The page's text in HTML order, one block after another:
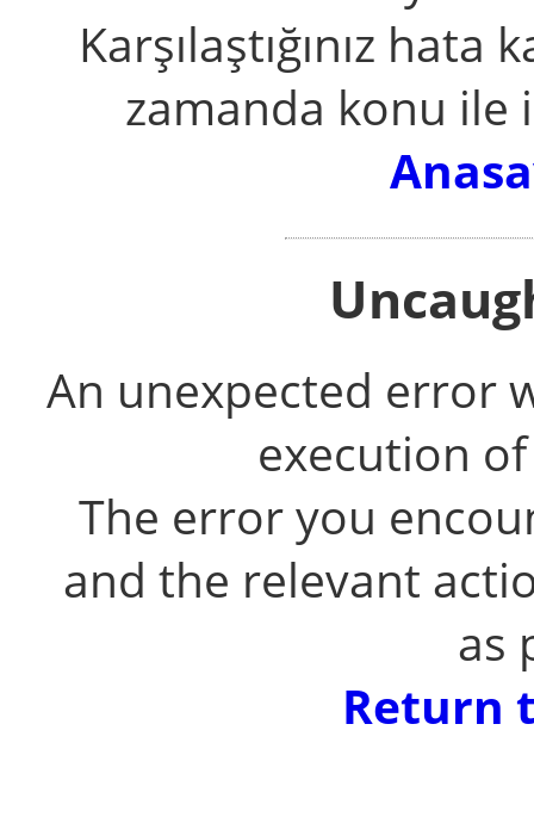
Karşılaştığınız hata
zamanda konu ile
An unexpected error
execution
The error you
and the relevant
as
Return